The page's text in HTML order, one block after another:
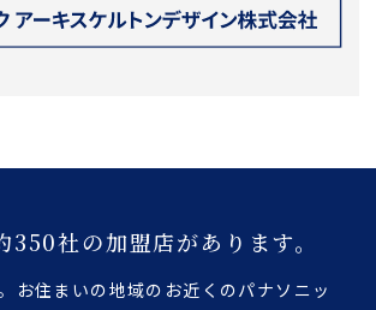
350社の加盟店があります。
お住まいの地域のお近くのパナソニッ